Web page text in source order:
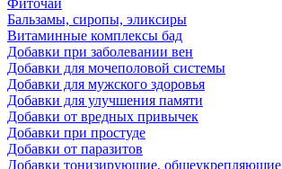
Фиточаи
Бальзамы, сиропы, эликсиры
Витаминные комплексы бад
Добавки при заболевании вен
Добавки для мочеполовой системы
Добавки для мужского здоровья
Добавки для улучшения памяти
Добавки от вредных привычек
Добавки при простуде
Добавки от паразитов
Добавки тонизирующие, общеукрепляющие